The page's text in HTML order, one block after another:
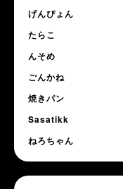
げんぴょん
たらこ
んそめ
ごんかね
焼きパン
Sasatikk
ねろちゃん